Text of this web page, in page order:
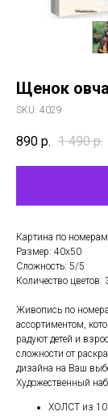
Щенок
SKU: 4029
890 р. 1 490 р.
Картина по
Размер: 40х50
Сложность: 5/5
Количество цветов:
Живопись по
ассортиментом,
радуют детей и
сложности от
дизайна на Ваш
Художественный
ХОЛСТ из